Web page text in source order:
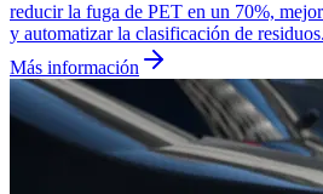
reducir la fuga de PET en un 70%,
y automatizar la clasificación de residuos.
Más información